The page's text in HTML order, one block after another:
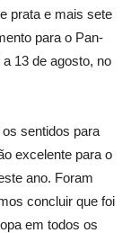
prata e mais sete
para o Pan-
13 de agosto, no
sentidos para
excelente para o
ano. Foram
concluir que foi
em todos os